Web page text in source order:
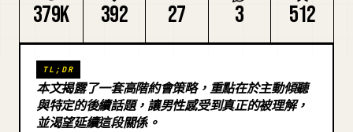
部落格
379K 392 27 3 512
TL;DR
本文揭露了一套高階約會策略，重點在於主動傾聽
與特定的後續話題，讓男性感受到真正的被理解，
並渴望延續這段關係。